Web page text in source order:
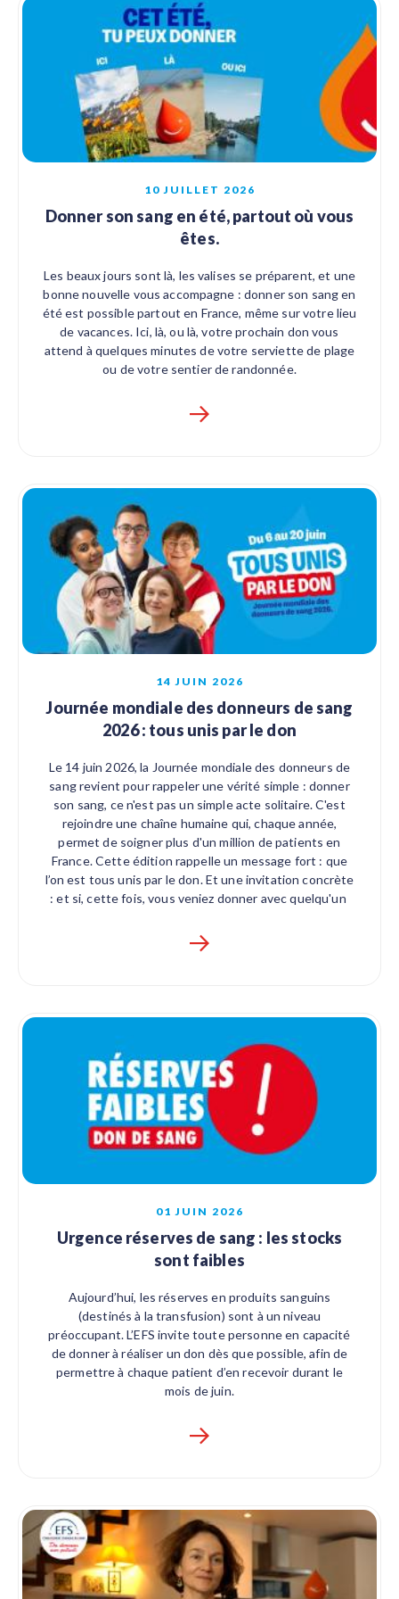
10 JUILLET 2026
Donner son sang en été, partout où vous
êtes.
Les beaux jours sont là, les valises se préparent, et une
bonne nouvelle vous accompagne : donner son sang en
été est possible partout en France, même sur votre lieu
de vacances. Ici, là, ou là, votre prochain don vous
attend à quelques minutes de votre serviette de plage
ou de votre sentier de randonnée.
14 JUIN 2026
Journée mondiale des donneurs de sang
2026 : tous unis par le don
Le 14 juin 2026, la Journée mondiale des donneurs de
sang revient pour rappeler une vérité simple : donner
son sang, ce n'est pas un simple acte solitaire. C'est
rejoindre une chaîne humaine qui, chaque année,
permet de soigner plus d'un million de patients en
France. Cette édition rappelle un message fort : que
l’on est tous unis par le don. Et une invitation concrète
: et si, cette fois, vous veniez donner avec quelqu'un
01 JUIN 2026
Urgence réserves de sang : les stocks
sont faibles
Aujourd’hui, les réserves en produits sanguins
(destinés à la transfusion) sont à un niveau
préoccupant. L’EFS invite toute personne en capacité
de donner à réaliser un don dès que possible, afin de
permettre à chaque patient d’en recevoir durant le
mois de juin.